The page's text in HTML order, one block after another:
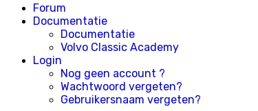
Forum
Documentatie
Documentatie
Volvo Classic Academy
Login
Nog geen account ?
Wachtwoord vergeten?
Gebruikersnaam vergeten?